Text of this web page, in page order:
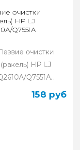
MPF133
очистки
HP LJ
Q7551A
очистки
(ракель) HP LJ
Q7551A..
158 руб